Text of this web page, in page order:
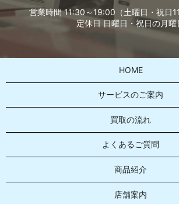
営業時間 11:30～19:00（土曜日・祝日
定休日 日曜日・祝日の月曜
HOME
サービスのご案内
買取の流れ
よくあるご質問
商品紹介
店舗案内